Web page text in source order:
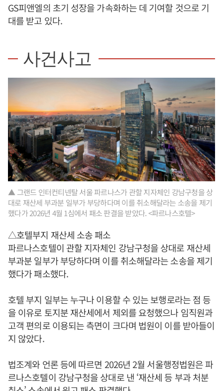
GS피앤엘의 초기 성장을 가속화하는 데 기여할 것으로 기
대를 받고 있다.
사건사고
▲ 그랜드 인터컨티넨탈 서울 파르나스가 관할 지자체인 강남구청을 상
대로 재산세 부과분 일부가 부당하다며 이를 취소해달라는 소송을 제기
했다가 2026년 4월 1심에서 패소 판결을 받았다. <파르나스호텔>
△호텔부지 재산세 소송 패소
파르나스호텔이 관할 지자체인 강남구청을 상대로 재산세
부과분 일부가 부당하다며 이를 취소해달라는 소송을 제기
했다가 패소했다.
호텔 부지 일부는 누구나 이용할 수 있는 보행로라는 점 등
을 이유로 토지분 재산세에서 제외를 요청했으나 임직원과
고객 편의로 이용되는 측면이 크다며 법원이 이를 받아들이
지 않았다.
법조계와 언론 등에 따르면 2026년 2월 서울행정법원은 파
르나스호텔이 강남구청을 상대로 낸 ‘재산세 등 부과 처분